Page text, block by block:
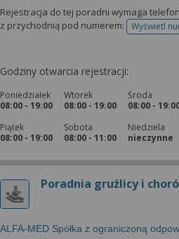
Rejestracja do tej poradni wymaga
z przychodnią pod numerem:
Wyświetl
Godziny otwarcia rejestracji:
Poniedziałek
08:00 - 19:00
Wtorek
08:00 - 19:00
Środa
08:00 -
Piątek
08:00 - 19:00
Sobota
08:00 - 11:00
Niedziela
nieczynne
Poradnia gruźlicy i
ALFA-MED Spółka z ograniczoną